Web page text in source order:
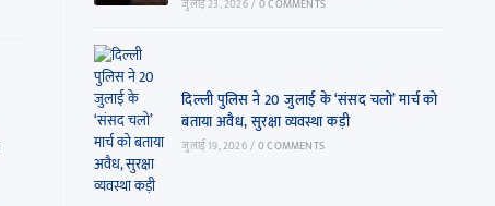
जुलाई 23, 2026 /0 COMMENTS
दिल्ली पुलिस ने 20 जुलाई के ‘संसद चलो’ मार्च को
बताया अवैध, सुरक्षा व्यवस्था कड़ी
जुलाई 19, 2026 /0 COMMENTS